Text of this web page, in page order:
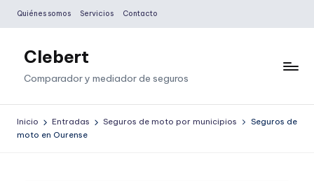
Saltar
contenido
Quiénes somos Servicios Contacto
Clebert
Comparador y mediador de seguros
Inicio Entradas Seguros de moto por municipios
Seguros de
moto en Ourense